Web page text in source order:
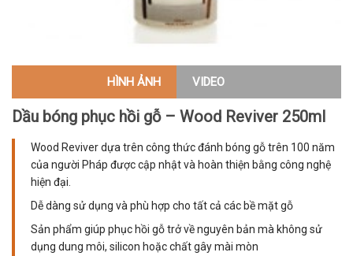
HÌNH ẢNH VIDEO
Dầu bóng phục hồi gỗ – Wood Reviver 250ml
Wood Reviver dựa trên công thức đánh bóng gỗ trên 100 năm
của người Pháp được cập nhật và hoàn thiện bằng công nghệ
hiện đại.
Dễ dàng sử dụng và phù hợp cho tất cả các bề mặt gỗ
Sản phẩm giúp phục hồi gỗ trở về nguyên bản mà không sử
dụng dung môi, silicon hoặc chất gây mài mòn